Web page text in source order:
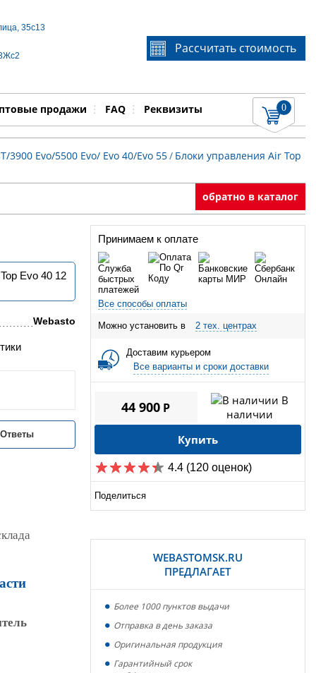
35с13
Рассчитать стоимость
продажи FAQ Реквизиты 0
Если Вы не знаете идентификационный номер
запчасти, звоните по телефону+7 495 106-64-91, мы
работы
3900 Evo/5500 Evo/ Evo 40/Evo 55/ Блоки управления Air Top
обратно в каталог
Принимаем к оплате
Все способы оплаты
Можно установить в 2 тех. центрах
Доставим курьером
Все варианты и сроки доставки
44 900 P
В
наличии
Купить
4.4 (120 оценок)
Поделиться
WEBASTOMSK.RU
ПРЕДЛАГАЕТ
Более 1000 пунктов выдачи
Отправка в день заказа
Оригинальная продукция
Гарантийный срок
Evo 40 12
Webasto